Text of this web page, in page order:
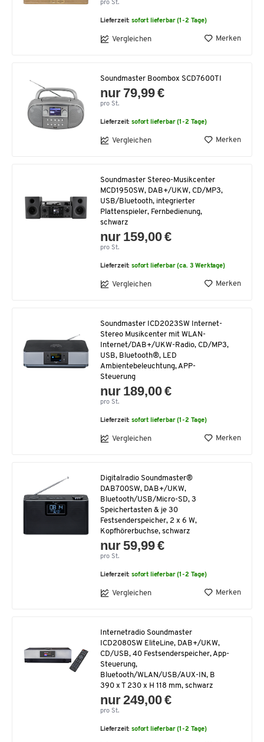
pro St.
Lieferzeit:sofort lieferbar (1-2 Tage)
Vergleichen Merken
Soundmaster Boombox SCD7600TI
nur 79,99 €
pro St.
Lieferzeit:sofort lieferbar (1-2 Tage)
Vergleichen Merken
Soundmaster Stereo-Musikcenter
MCD1950SW, DAB+/UKW, CD/MP3,
USB/Bluetooth, integrierter
Plattenspieler, Fernbedienung,
schwarz
nur 159,00 €
pro St.
Lieferzeit:sofort lieferbar (ca. 3 Werktage)
Vergleichen Merken
Soundmaster ICD2023SW Internet-
Stereo Musikcenter mit WLAN-
Internet/DAB+/UKW-Radio, CD/MP3,
USB, Bluetooth®, LED
Ambientebeleuchtung, APP-
Steuerung
nur 189,00 €
pro St.
Lieferzeit:sofort lieferbar (1-2 Tage)
Vergleichen Merken
Digitalradio Soundmaster®
DAB700SW, DAB+/UKW,
Bluetooth/USB/Micro-SD, 3
Speichertasten & je 30
Festsenderspeicher, 2 x 6 W,
Kopfhörerbuchse, schwarz
nur 59,99 €
pro St.
Lieferzeit:sofort lieferbar (1-2 Tage)
Vergleichen Merken
Internetradio Soundmaster
ICD2080SW EliteLine, DAB+/UKW,
CD/USB, 40 Festsenderspeicher, App-
Steuerung,
Bluetooth/WLAN/USB/AUX-IN, B
390 x T 230 x H 118 mm, schwarz
nur 249,00 €
pro St.
Lieferzeit:sofort lieferbar (1-2 Tage)